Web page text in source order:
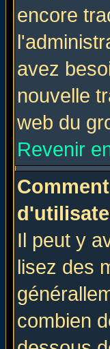
encore
avez
nouvelle
web du
Revenir
Il peut y
lisez des
combien